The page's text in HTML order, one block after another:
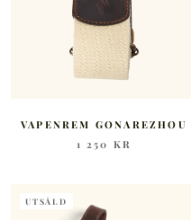
VAPENREM GONAREZHOU
1 250 KR
UTSÅLD